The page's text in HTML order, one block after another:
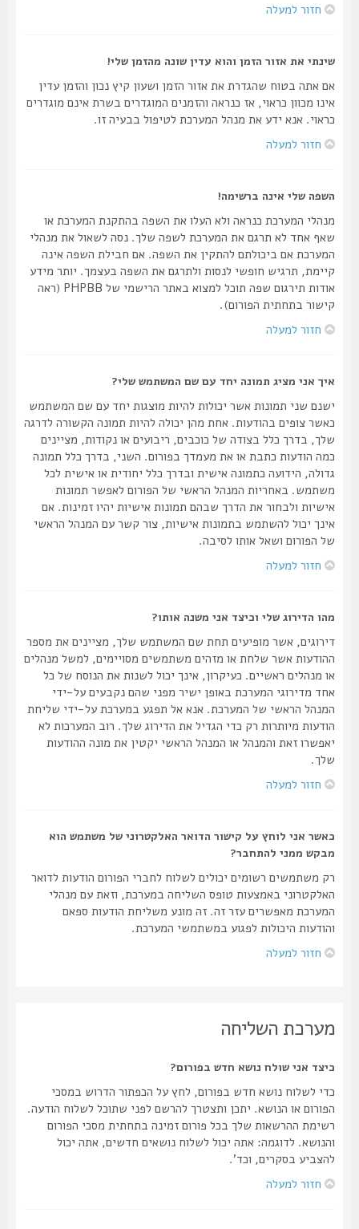
חזור למעלה
שינתי את אזור הזמן והוא עדין שונה מהזמן שלי!
אם אתה בטוח שהגדרת את אזור הזמן ושעון קיץ נכון והזמן עדין
אינו מכוון כראוי, אז כנראה והזמנים המוגדרים בשרת אינם מוגדרים
כראוי. אנא ידע את מנהל המערכת לטיפול בבעיה זו.
חזור למעלה
השפה שלי אינה ברשימה!
מנהלי המערכת כנראה ולא העלו את השפה בהתקנת המערכת או
שאף אחד לא תרגם את המערכת לשפה שלך. נסה לשאול את מנהלי
המערכת אם ביכולתם להתקין את השפה. אם חבילת השפה אינה
קיימת, תרגיש חופשי לנסות ולתרגם את השפה בעצמך. יותר מידע
אודות תירגום שפה תוכל למצוא באתר הרישמי של PHPBB (ראה
קישור בתחתית הפורום).
חזור למעלה
איך אני מציג תמונה יחד עם שם המשתמש שלי?
ישנם שני תמונות אשר יכולות להיות מוצגות יחד עם שם המשתמש
כאשר צופים בהודעות. אחת מהן יכולה להיות תמונה הקשורה לדרגה
שלך, בדרך כלל בצודה של כוכבים, ריבועים או נקודות, מציינים
כמה הודעות כתבת או את מעמדך בפורום. השני, בדרך כלל תמונה
גדולה, הידועה כתמונה אישית ובדרך כלל יחודית או אישית לכל
משתמש. באחריות המנהל הראשי של הפורום לאפשר תמונות
אישיות ולבחור את הדרך שבהם תמונות אישיות יהיו זמינות. אם
אינך יכול להשתמש בתמונות אישיות, צור קשר עם המנהל הראשי
של הפורום ושאל אותו לסיבה.
חזור למעלה
מהו הדירוג שלי וכיצד אני משנה אותו?
דירוגים, אשר מופיעים תחת שם המשתמש שלך, מציינים את מספר
ההודעות אשר שלחת או מזהים משתמשים מסויימים, למשל מנהלים
או מנהלים ראשיים. כעיקרון, אינך יכול לשנות את הנוסח של כל
אחד מדירוגי המערכת באופן ישיר מפני שהם נקבעים על-ידי
המנהל הראשי של המערכת. אנא אל תפגע במערכת על-ידי שליחת
הודעות מיותרות רק כדי הגדיל את הדירוג שלך. רוב המערכות לא
יאפשרו זאת והמנהל או המנהל הראשי יקטין את מונה ההודעות
חזור למעלה
כאשר אני לוחץ על קישור הדואר האלקטרוני של משתמש הוא
מבקש ממני להתחבר?
רק משתמשים רשומים יכולים לשלוח לחברי הפורום הודעות לדואר
האלקטרוני באמצעות טופס השליחה במערכת, וזאת עם מנהלי
המערכת מאפשרים עזר זה. זה מונע משליחת הודעות ספאם
והודעות היכולות לפגוע במשתמשי המערכת.
חזור למעלה
מערכת השליחה
כיצד אני שולח נושא חדש בפורום?
כדי לשלוח נושא חדש בפורום, לחץ על הכפתור הדרוש במסכי
הפורום או הנושא. יתכן ותצטרך להרשם לפני שתוכל לשלוח הודעה.
רשימת ההרשאות שלך בכל פורום זמינה בתחתית מסכי הפורום
והנושא. לדוגמה: אתה יכול לשלוח נושאים חדשים, אתה יכול
להצביע בסקרים, וכד'.
חזור למעלה